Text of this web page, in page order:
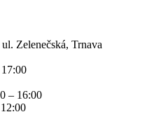
Zelenečská, Trnava
– 16:00